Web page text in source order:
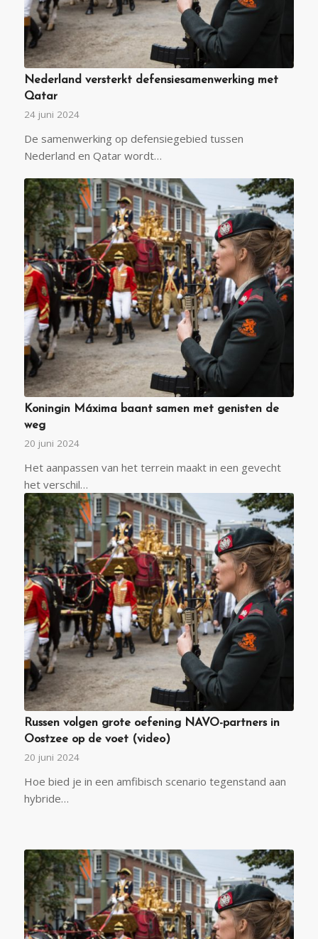
Nederland versterkt defensiesamenwerking met
Qatar
24 juni 2024
De samenwerking op defensiegebied tussen
Nederland en Qatar wordt…
Koningin Máxima baant samen met genisten de
weg
20 juni 2024
Het aanpassen van het terrein maakt in een gevecht
het verschil…
Russen volgen grote oefening NAVO-partners in
Oostzee op de voet (video)
20 juni 2024
Hoe bied je in een amfibisch scenario tegenstand aan
hybride…